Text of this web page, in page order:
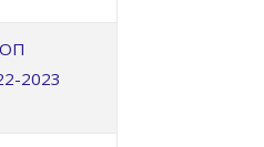
ОП
2023